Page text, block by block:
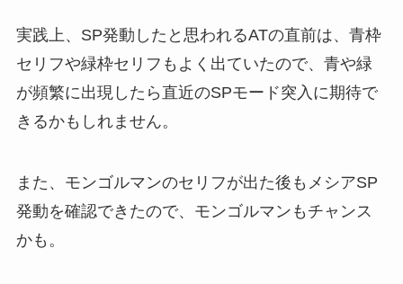
実践上、SP発動したと思われるATの直前は、青枠
セリフや緑枠セリフもよく出ていたので、青や緑
が頻繁に出現したら直近のSPモード突入に期待で
きるかもしれません。
また、モンゴルマンのセリフが出た後もメシアSP
発動を確認できたので、モンゴルマンもチャンス
かも。